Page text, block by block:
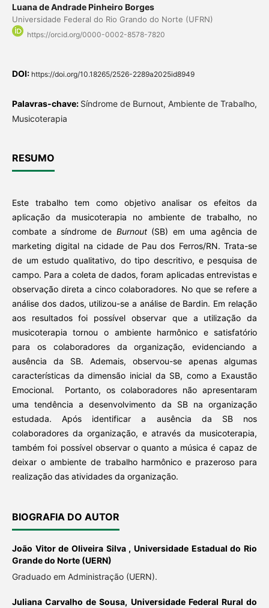
Luana de Andrade Pinheiro Borges
Universidade Federal do Rio Grando do Norte (UFRN)
https://orcid.org/0000-0002-8578-7820
DOI: https://doi.org/10.18265/2526-2289a2025id8949
Palavras-chave: Síndrome de Burnout, Ambiente de Trabalho,
Musicoterapia
RESUMO
Este trabalho tem como objetivo analisar os efeitos da
aplicação da musicoterapia no ambiente de trabalho, no
combate a síndrome de Burnout(SB) em uma agência de
marketing digital na cidade de Pau dos Ferros/RN. Trata-se
de um estudo qualitativo, do tipo descritivo, e pesquisa de
campo. Para a coleta de dados, foram aplicadas entrevistas e
observação direta a cinco colaboradores. No que se refere a
análise dos dados, utilizou-se a análise de Bardin. Em relação
aos resultados foi possível observar que a utilização da
musicoterapia tornou o ambiente harmônico e satisfatório
para os colaboradores da organização, evidenciando a
ausência da SB. Ademais, observou-se apenas algumas
características da dimensão inicial da SB, como a Exaustão
Emocional. Portanto, os colaboradores não apresentaram
uma tendência a desenvolvimento da SB na organização
estudada. Após identificar a ausência da SB nos
colaboradores da organização, e através da musicoterapia,
também foi possível observar o quanto a música é capaz de
deixar o ambiente de trabalho harmônico e prazeroso para
realização das atividades da organização.
BIOGRAFIA DO AUTOR
João Vitor de Oliveira Silva ,Universidade Estadual do Rio
Grande do Norte (UERN)
Graduado em Administração (UERN).
Juliana Carvalho de Sousa, Universidade Federal Rural do